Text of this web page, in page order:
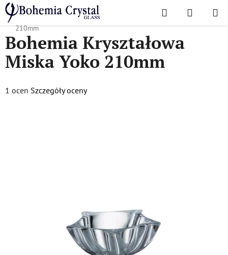
Przejść
do
treści
Szukaj KOSZYK
Home
/ Popularne kolekcje / Yoko
Bohemia Kryształowa Miska Yoko
210mm
Bohemia Kryształowa
Miska Yoko 210mm
Średnia
1 ocen Szczegóły oceny